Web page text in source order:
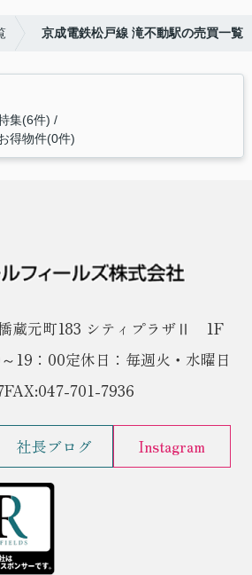
京成電鉄松戸線 滝不動駅の売買一覧
集(6件)
得物件(0件)
蔵元町183 シティプラザⅡ 1F
19：00定休日：毎週火・水曜日
FAX:047-701-7936
社長ブログ Instagram